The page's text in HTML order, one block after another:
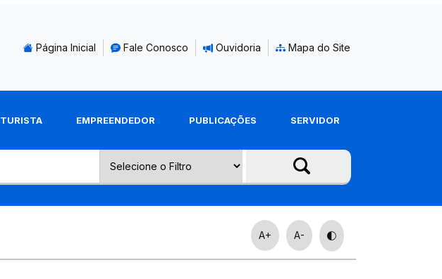
Página Inicial Fale Conosco Ouvidoria Mapa do Site
TURISTA EMPREENDEDOR PUBLICAÇÕES SERVIDOR
A+ A-